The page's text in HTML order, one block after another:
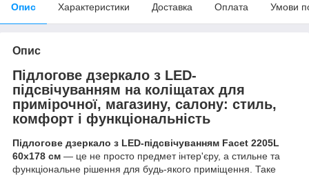
Опис Характеристики Доставка Оплата Умови
Опис
Підлогове дзеркало з LED-
підсвічуванням на коліщатах для
примірочної, магазину, салону: стиль,
комфорт і функціональність
Підлогове дзеркало з LED-підсвічуванням Facet 2205L
60х178 см — це не просто предмет інтер'єру, а стильне та
функціональне рішення для будь-якого приміщення. Таке